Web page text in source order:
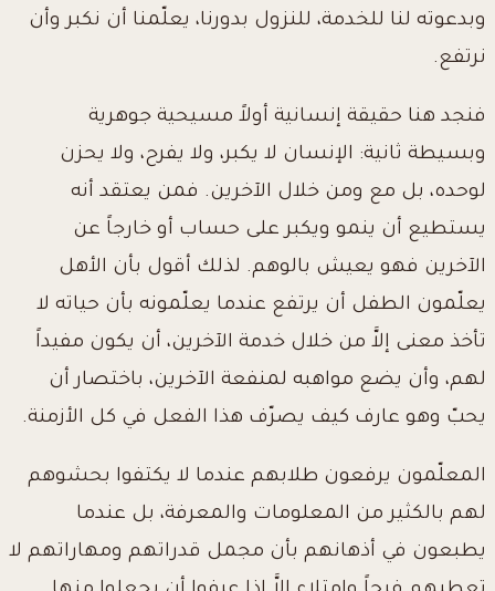
وبدعوته لنا للخدمة، للنزول بدورنا، يعلّمنا أن نكبر وأن
نرتفع.
فنجد هنا حقيقة إنسانية أولاً مسيحية جوهرية
وبسيطة ثانية: الإنسان لا يكبر، ولا يفرح، ولا يحزن
لوحده، بل مع ومن خلال الآخرين. فمن يعتقد أنه
يستطيع أن ينمو ويكبر على حساب أو خارجاً عن
الآخرين فهو يعيش بالوهم. لذلك أقول بأن الأهل
يعلّمون الطفل أن يرتفع عندما يعلّمونه بأن حياته لا
تأخذ معنى إلاَّ من خلال خدمة الآخرين، أن يكون مفيداً
لهم، وأن يضع مواهبه لمنفعة الآخرين، باختصار أن
يحبّ وهو عارف كيف يصرّف هذا الفعل في كل الأزمنة.
المعلّمون يرفعون طلابهم عندما لا يكتفوا بحشوهم
لهم بالكثير من المعلومات والمعرفة، بل عندما
يطبعون في أذهانهم بأن مجمل قدراتهم ومهاراتهم لا